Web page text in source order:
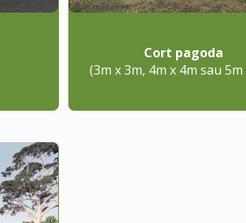
Cort pagoda
(3m x 3m, 4m x 4m sau 5m